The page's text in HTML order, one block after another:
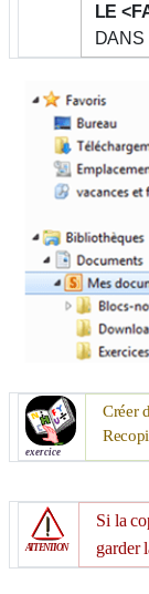
LE
DANS
exercice
Créer
ATTENTION
Si la
garder